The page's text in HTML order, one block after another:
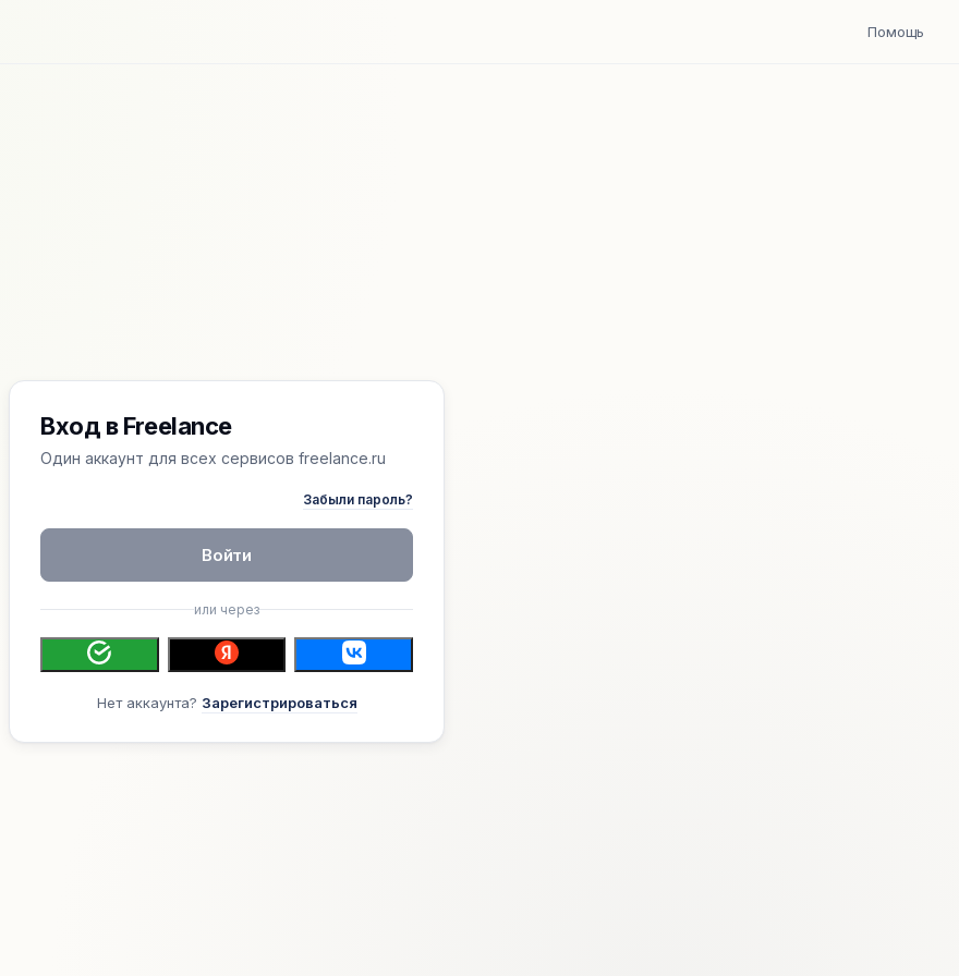
Помощь
Вход в Freelance
Один аккаунт для всех сервисов freelance.ru
Забыли пароль?
Войти
или через
Нет аккаунта? Зарегистрироваться